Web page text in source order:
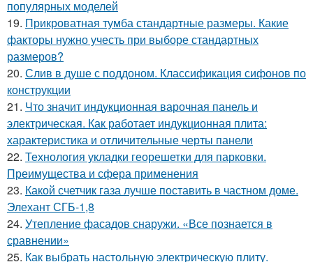
популярных моделей
19. Прикроватная тумба стандартные размеры. Какие
факторы нужно учесть при выборе стандартных
размеров?
20. Слив в душе с поддоном. Классификация сифонов по
конструкции
21. Что значит индукционная варочная панель и
электрическая. Как работает индукционная плита:
характеристика и отличительные черты панели
22. Технология укладки георешетки для парковки.
Преимущества и сфера применения
23. Какой счетчик газа лучше поставить в частном доме.
Элехант СГБ-1,8
24. Утепление фасадов снаружи. «Все познается в
сравнении»
25. Как выбрать настольную электрическую плиту.